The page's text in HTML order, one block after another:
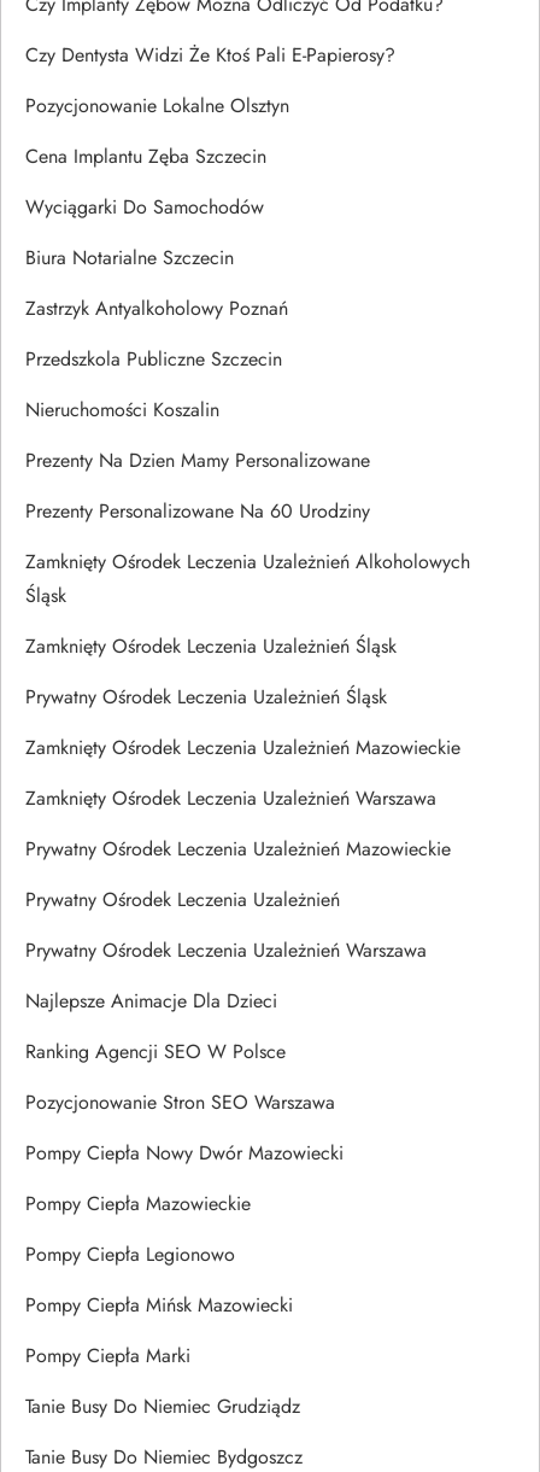
Czy Dentysta Widzi Że Ktoś Pali E-Papierosy?
Pozycjonowanie Lokalne Olsztyn
Cena Implantu Zęba Szczecin
Wyciągarki Do Samochodów
Biura Notarialne Szczecin
Zastrzyk Antyalkoholowy Poznań
Przedszkola Publiczne Szczecin
Nieruchomości Koszalin
Prezenty Na Dzien Mamy Personalizowane
Prezenty Personalizowane Na 60 Urodziny
Zamknięty Ośrodek Leczenia Uzależnień Alkoholowych
Śląsk
Zamknięty Ośrodek Leczenia Uzależnień Śląsk
Prywatny Ośrodek Leczenia Uzależnień Śląsk
Zamknięty Ośrodek Leczenia Uzależnień Mazowieckie
Zamknięty Ośrodek Leczenia Uzależnień Warszawa
Prywatny Ośrodek Leczenia Uzależnień Mazowieckie
Prywatny Ośrodek Leczenia Uzależnień
Prywatny Ośrodek Leczenia Uzależnień Warszawa
Najlepsze Animacje Dla Dzieci
Ranking Agencji SEO W Polsce
Pozycjonowanie Stron SEO Warszawa
Pompy Ciepła Nowy Dwór Mazowiecki
Pompy Ciepła Mazowieckie
Pompy Ciepła Legionowo
Pompy Ciepła Mińsk Mazowiecki
Pompy Ciepła Marki
Tanie Busy Do Niemiec Grudziądz
Tanie Busy Do Niemiec Bydgoszcz